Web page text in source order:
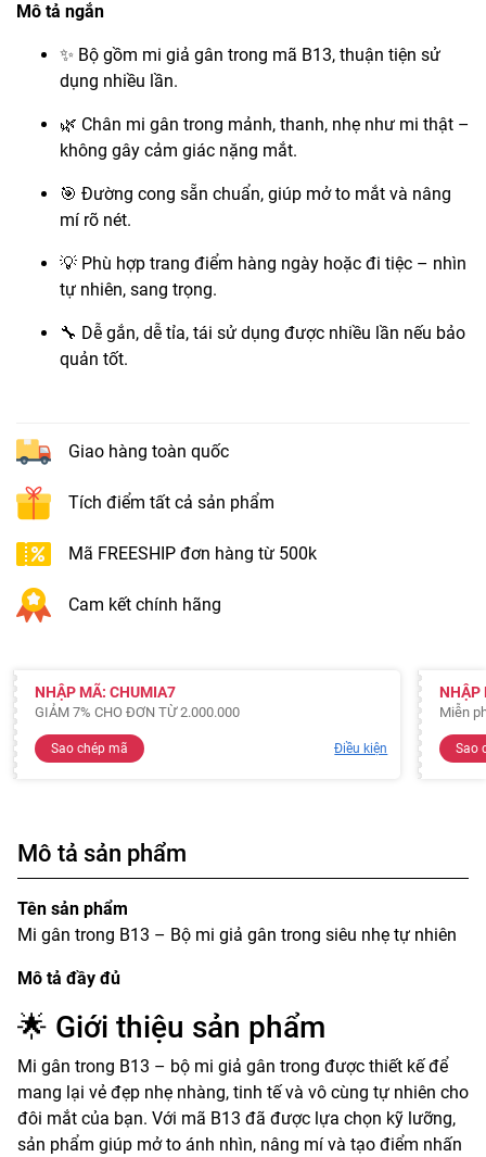
Mô tả ngắn
✨ Bộ gồm mi giả gân trong mã B13, thuận tiện sử
dụng nhiều lần.
🌿 Chân mi gân trong mảnh, thanh, nhẹ như mi thật –
không gây cảm giác nặng mắt.
🎯 Đường cong sẵn chuẩn, giúp mở to mắt và nâng
mí rõ nét.
💡 Phù hợp trang điểm hàng ngày hoặc đi tiệc – nhìn
tự nhiên, sang trọng.
🔧 Dễ gắn, dễ tỉa, tái sử dụng được nhiều lần nếu bảo
quản tốt.
Giao hàng toàn quốc
Tích điểm tất cả sản phẩm
Mã FREESHIP đơn hàng từ 500k
Cam kết chính hãng
NHẬP MÃ: CHUMIA7
GIẢM 7% CHO ĐƠN TỪ 2.000.000
Sao chép mã Điều kiện
NHẬP
Miễn
Sao
Mô tả sản phẩm
Tên sản phẩm
Mi gân trong B13 – Bộ mi giả gân trong siêu nhẹ tự nhiên
Mô tả đầy đủ
🌟 Giới thiệu sản phẩm
Mi gân trong B13 – bộ mi giả gân trong được thiết kế để
mang lại vẻ đẹp nhẹ nhàng, tinh tế và vô cùng tự nhiên cho
đôi mắt của bạn. Với mã B13 đã được lựa chọn kỹ lưỡng,
sản phẩm giúp mở to ánh nhìn, nâng mí và tạo điểm nhấn